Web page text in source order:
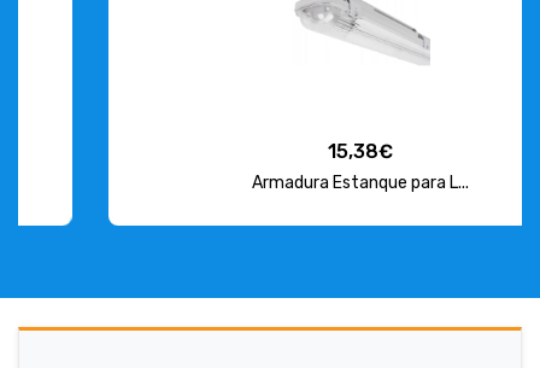
Armadura Estanque para L...